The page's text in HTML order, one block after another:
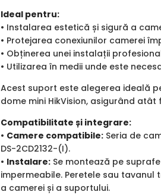
Ideal pentru:
• Instalarea estetică și sigură a
• Protejarea conexiunilor camerei
• Obținerea unei instalații
• Utilizarea în medii unde este
Acest suport este alegerea ideală
dome mini HikVision, asigurând
Compatibilitate și integrare:
• Camere compatibile: Seria de
DS-2CD2132-(I).
• Instalare: Se montează pe
impermeabile. Peretele sau
a camerei și a suportului.